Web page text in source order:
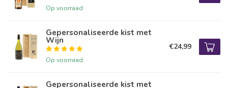
Op voorraad
Gepersonaliseerde kist met
Wijn
Op voorraad
€24,99
Gepersonaliseerde kist met